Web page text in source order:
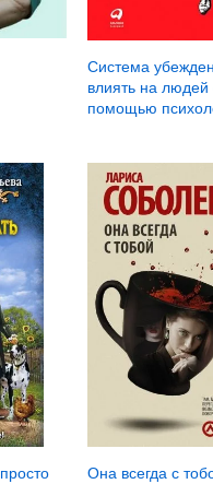
Система
влиять на людей
помощью
Она всегда с